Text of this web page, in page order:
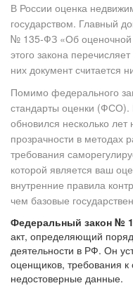
В России оценка
государством. Главный
№ 135-ФЗ «Об оценочной
этого закона
них документ считается
Помимо федерального
стандарты оценки
обновился несколько
прозрачности в методах
требования
которой является ваш
внутренние правила
чем базовые
Федеральный закон №
акт, определяющий
деятельности в РФ. Он
оценщиков, требования к
недостоверные данные.